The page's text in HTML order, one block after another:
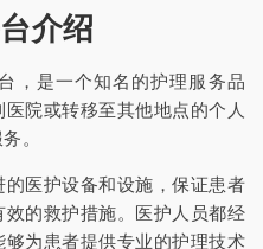
介绍
，是一个知名的护理服务品
院或转移至其他地点的个人
。
医护设备和设施，保证患者
的救护措施。医护人员都经
为患者提供专业的护理技术